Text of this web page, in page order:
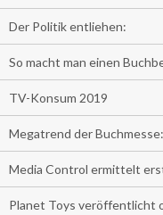
Der Politik entliehen:
So macht man einen
TV-Konsum 2019
Megatrend der
Media Control ermittelt
Planet Toys veröffentlicht